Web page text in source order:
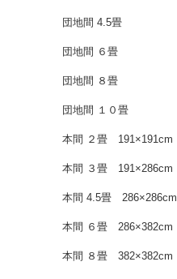
団地間 4.5畳
団地間 ６畳
団地間 ８畳
団地間 １０畳
本間 ２畳 191×191cm
本間 ３畳 191×286cm
本間 4.5畳 286×286cm
本間 ６畳 286×382cm
本間 ８畳 382×382cm